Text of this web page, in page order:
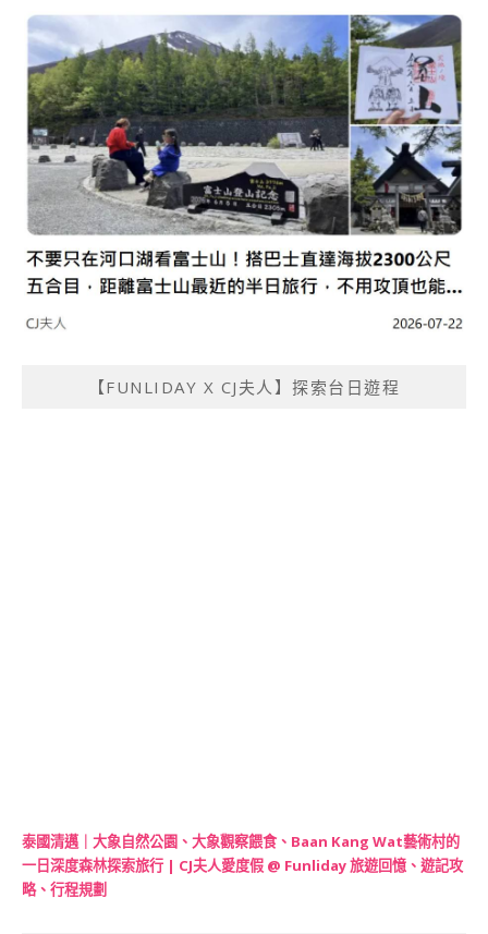
【FUNLIDAY X CJ夫人】探索台日遊程
泰國清邁｜大象自然公園、大象觀察餵食、Baan Kang Wat藝術村的
一日深度森林探索旅行 | CJ夫人愛度假 @ Funliday 旅遊回憶、遊記攻
略、行程規劃